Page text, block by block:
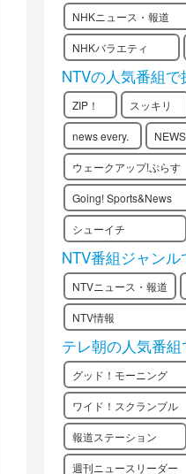
NHKニュース・報道
NHKバラエティ
NTVの人気番組で
ZIP！ スッキリ
news every.
ウェークアップ!ぷらす
Going! Sports&News
シューイチ
NTV番組ジャンル
NTVニュース・報道
NTV情報
テレ朝の人気番
グッド！モーニング
ワイド！スクランブル
報道ステーション
週刊ニュースリーダー